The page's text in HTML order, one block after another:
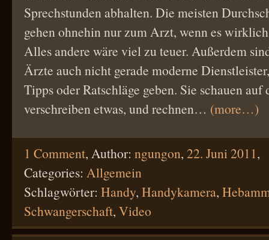
Sprechstunden abhalten. Die meisten
gehen ohnehin nur zum Arzt, wenn es
Alles andere wäre viel zu teuer. Außerdem
Ärzte auch nicht gerade moderne
Tipps oder Ratschläge geben. Sie schauen auf
verschreiben etwas, und rechnen… (more…)
1 Comment, Author: ngungon, 22. Juni 2011,
Categories: Allgemein
Schlagwörter: Handy, Handykamera,
Schwangerschaft, Video